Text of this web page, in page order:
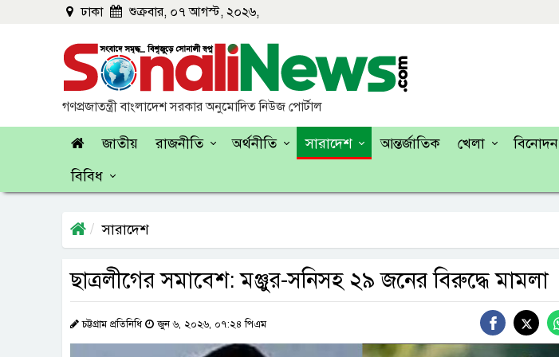
ঢাকা শুক্রবার, ০৭ আগস্ট, ২০২৬,
গণপ্রজাতন্ত্রী বাংলাদেশ সরকার অনুমোদিত নিউজ পোর্টাল
জাতীয় রাজনীতি অর্থনীতি সারাদেশ আন্তর্জাতিক খেলা বিনোদন
বিবিধ
সারাদেশ
ছাত্রলীগের সমাবেশ: মঞ্জুর-সনিসহ ২৯ জনের বিরুদ্ধে মামলা
চট্টগ্রাম প্রতিনিধি জুন ৬, ২০২৬, ০৭:২৪ পিএম